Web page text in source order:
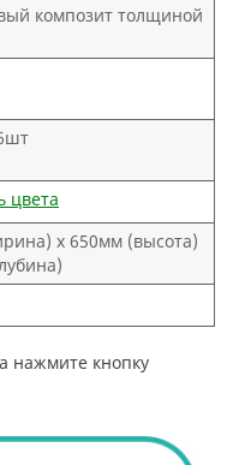
композит толщиной
цвета
х 650мм (высота)
нажмите кнопку